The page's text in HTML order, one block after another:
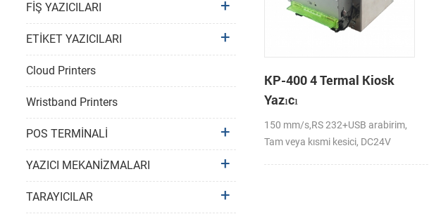
KP-400 4 Termal Kiosk
Yazıcı
150 mm/s,RS 232+USB arabirim,
Tam veya kısmi kesici, DC24V
FİŞ YAZICILARI
ETİKET YAZICILARI
Cloud Printers
Wristband Printers
POS TERMİNALİ
YAZICI MEKANİZMALARI
TARAYICILAR